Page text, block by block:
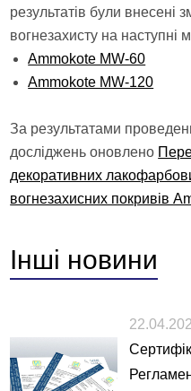
результатів були внесені
вогнезахисту на наступні
Ammokote MW-60
Ammokote MW-120
За результатами
досліджень оновлено
декоративних
вогнезахисних покривів
Інші новини